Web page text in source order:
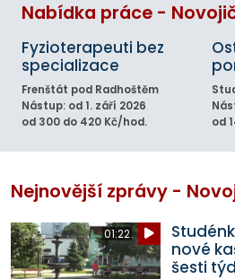
Nabídka práce -
Fyzioterapeuti bez
specializace
Frenštát pod Radhoštěm
Nástup: od 1. září 2026
od 300 do 420 Kč/hod.
od
Nejnovější zprávy -
01:22
nové
šesti